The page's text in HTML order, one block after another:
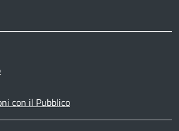
con il Pubblico